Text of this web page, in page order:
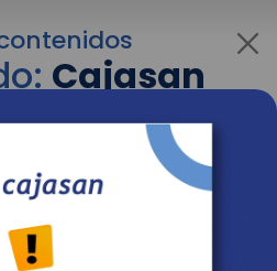
Cajasan
de tu interés más
el menú